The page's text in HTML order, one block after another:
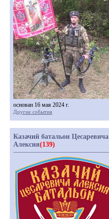
основан 16 мая 2024 г.
Другие события
Казачий батальон Цесаревича
Алексия(139)